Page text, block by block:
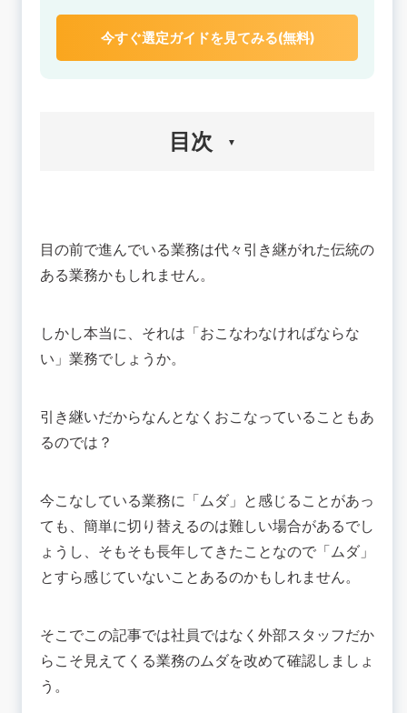
今すぐ選定ガイドを見てみる(無料)
目次
業務上でムダを感じる瞬間
ムダな業務が発生しているワケ
自動化で業務効率アップ：株式会社ニッセン
営業のナレッジ共有で情報共有：株式会社白崎コ
ーポレーション
話株式会社（NTT東日本）
環境整備で業務効率化を実現：株式会社ブリヂス
トン
📚業務効率化の成功事例を元に改善しよう！
目の前で進んでいる業務は代々引き継がれた伝統の
ある業務かもしれません。
しかし本当に、それは「おこなわなければならな
い」業務でしょうか。
引き継いだからなんとなくおこなっていることもあ
るのでは？
今こなしている業務に「ムダ」と感じることがあっ
ても、簡単に切り替えるのは難しい場合があるでし
ょうし、そもそも長年してきたことなので「ムダ」
とすら感じていないことあるのかもしれません。
そこでこの記事では社員ではなく外部スタッフだか
らこそ見えてくる業務のムダを改めて確認しましょ
う。